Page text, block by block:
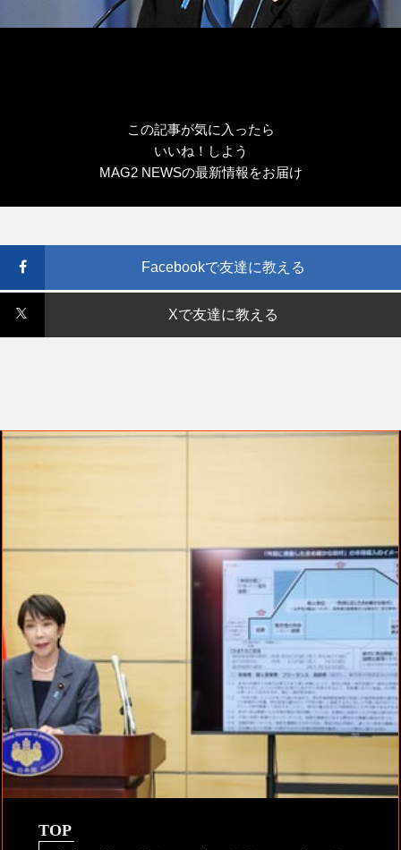
この記事が気に入ったら
いいね！しよう
MAG2 NEWSの最新情報をお届け
Facebookで友達に教える
Xで友達に教える
TOP